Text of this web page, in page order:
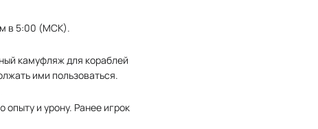
в 5:00 (МСК).
камуфляж для кораблей
ими пользоваться.
и урону. Ранее игрок